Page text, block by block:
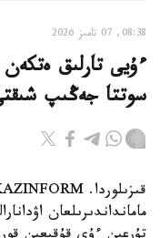
08:38, 07 تامىز 2026
ءۇيى تارلىق ەتكەن
سوتتا جەڭىپ
مامانداندىرىلعان